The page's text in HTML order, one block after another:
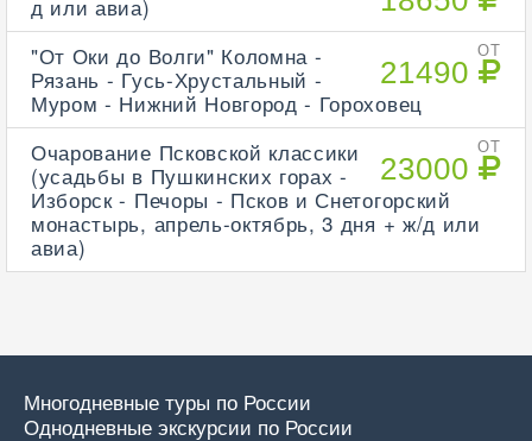
д или авиа)
ОТ
21490
"От Оки до Волги" Коломна -
Рязань - Гусь-Хрустальный -
Муром - Нижний Новгород - Гороховец
ОТ
23000
Очарование Псковской классики
(усадьбы в Пушкинских горах -
Изборск - Печоры - Псков и Снетогорский
монастырь, апрель-октябрь, 3 дня + ж/д или
авиа)
Многодневные туры по России
Однодневные экскурсии по России